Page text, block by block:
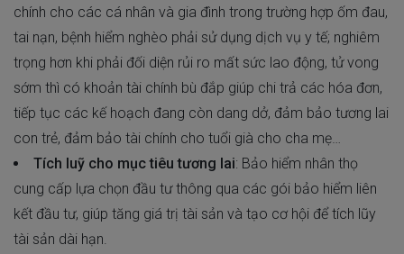
chính cho các cá nhân và gia đình trong trường hợp ốm đau,
tai nạn, bệnh hiểm nghèo phải sử dụng dịch vụ y tế; nghiêm
trọng hơn khi phải đối diện rủi ro mất sức lao động, tử vong
sớm thì có khoản tài chính bù đắp giúp chi trả các hóa đơn,
tiếp tục các kế hoạch đang còn dang dở, đảm bảo tương lai
con trẻ, đảm bảo tài chính cho tuổi già cho cha mẹ…
Tích luỹ cho mục tiêu tương lai: Bảo hiểm nhân thọ
cung cấp lựa chọn đầu tư thông qua các gói bảo hiểm liên
kết đầu tư, giúp tăng giá trị tài sản và tạo cơ hội để tích lũy
tài sản dài hạn.